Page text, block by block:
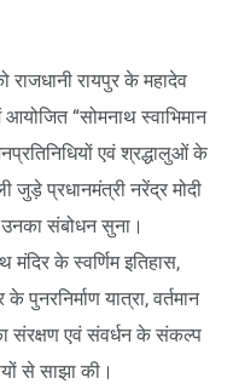
राजधानी रायपुर के महादेव
“सोमनाथ स्वाभिमान
एवं श्रद्धालुओं के
जुड़े प्रधानमंत्री नरेंद्र मोदी
उनका संबोधन सुना।
मंदिर के स्वर्णिम इतिहास,
पुनरनिर्माण यात्रा, वर्तमान
संरक्षण एवं संवर्धन के संकल्प
से साझा की।